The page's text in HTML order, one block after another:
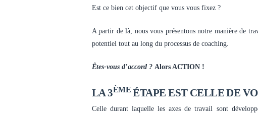
Est ce bien cet objectif que vous vous fixez ?
A partir de là, nous vous présentons notre manière de
potentiel tout au long du processus de coaching.
Êtes-vous d’accord ? Alors ACTION !
LA 3ÈME ÉTAPE EST CELLE DE
Celle durant laquelle les axes de travail sont